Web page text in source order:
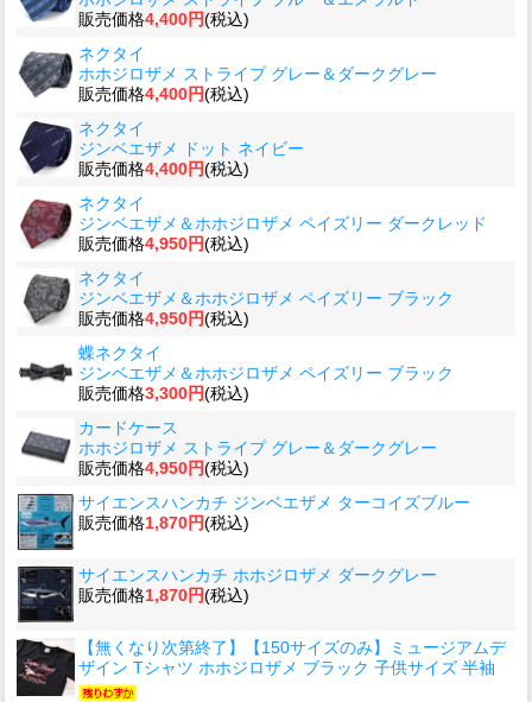
販売価格4,400円(税込)
ネクタイ
ホホジロザメ ストライプ グレー＆ダークグレー
販売価格4,400円(税込)
ネクタイ
ジンベエザメ ドット ネイビー
販売価格4,400円(税込)
ネクタイ
ジンベエザメ＆ホホジロザメ ペイズリー ダークレッド
販売価格4,950円(税込)
ネクタイ
ジンベエザメ＆ホホジロザメ ペイズリー ブラック
販売価格4,950円(税込)
蝶ネクタイ
ジンベエザメ＆ホホジロザメ ペイズリー ブラック
販売価格3,300円(税込)
カードケース
ホホジロザメ ストライプ グレー＆ダークグレー
販売価格4,950円(税込)
サイエンスハンカチ ジンベエザメ ターコイズブルー
販売価格1,870円(税込)
サイエンスハンカチ ホホジロザメ ダークグレー
販売価格1,870円(税込)
【無くなり次第終了】【150サイズのみ】ミュージアムデ
ザイン Tシャツ ホホジロザメ ブラック 子供サイズ 半袖